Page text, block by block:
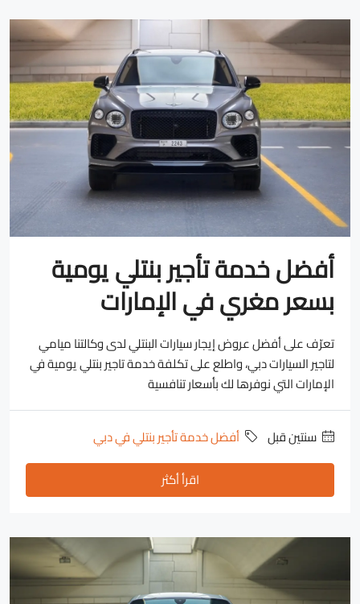
أفضل خدمة تأجير بنتلي يومية
بسعر مغري في الإمارات
تعرّف على أفضل عروض إيجار سيارات البنتلي لدى وكالتنا ميامي
لتاجير السيارات دبي، واطلع على تكلفة خدمة تاجير بنتلي يومية في
الإمارات التي نوفرها لك بأسعار تنافسية
‏سنتين قبل
أفضل خدمة تأجير بنتلي في دبي
اقرأ أكثر